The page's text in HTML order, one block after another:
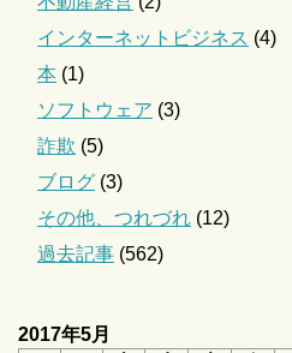
インターネットビジネス (4)
本 (1)
ソフトウェア (3)
詐欺 (5)
ブログ (3)
その他、つれづれ (12)
過去記事 (562)
2017年5月